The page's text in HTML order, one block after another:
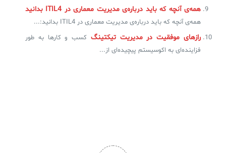
همه‌ی آنچه که باید درباره‌ی مدیریت معماری در ITIL4 بدانید
همه‌ی آنچه که باید درباره‌ی مدیریت معماری در ITIL4 بدانید:...
رازهای موفقیت در مدیریت تیکتینگ کسب و کارها به طور
فزاینده‌ای به اکوسیستم پیچیده‌ای از...